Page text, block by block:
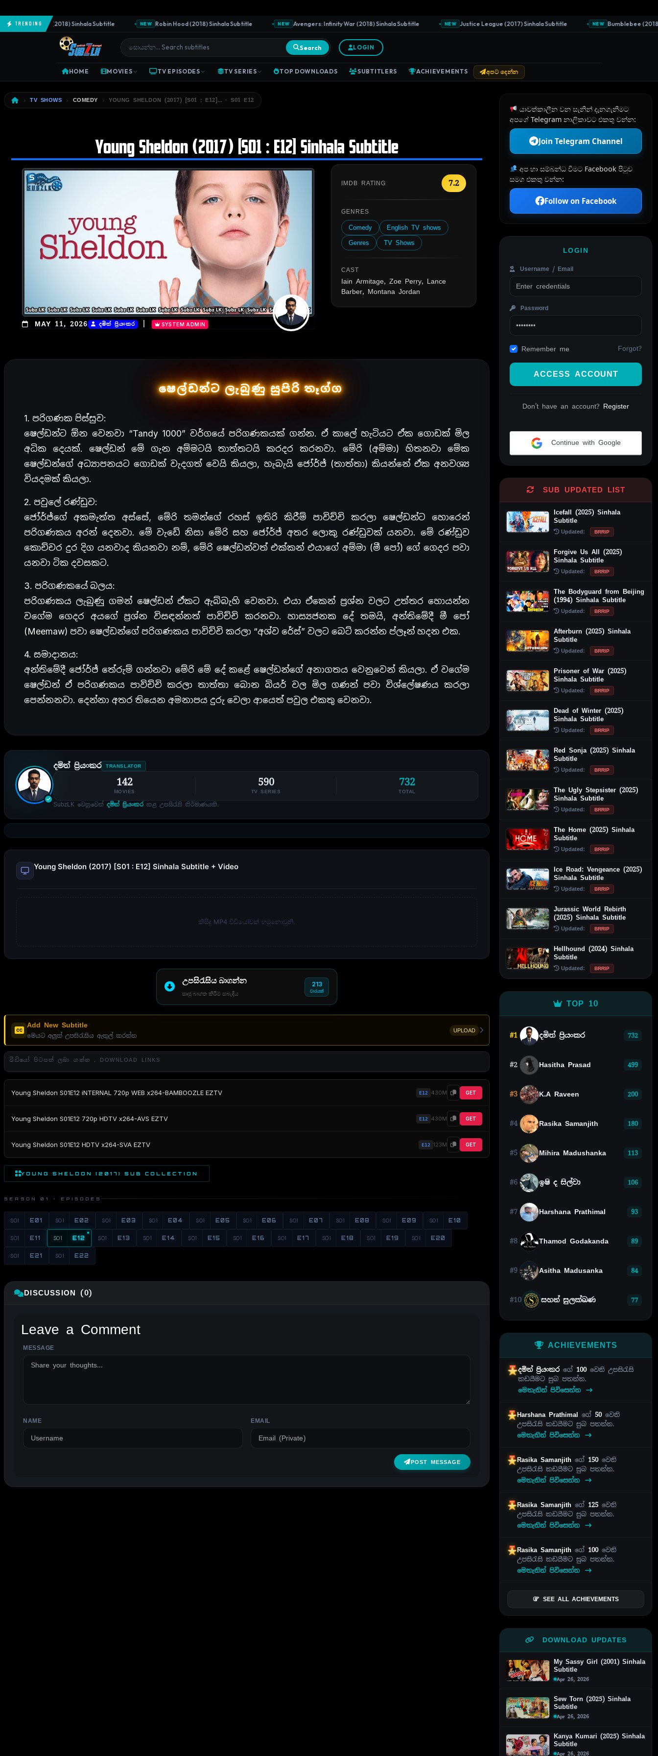
Trending
Predator (2018) Sinhala Subtitle NEW Robin Hood (2018) Sinhala Subtitle NEW Avengers: Infinity War (2018) Sinhala Subtitle NEW Justice League (2017) Sinhala Subtitle NEW Bumblebee (2018)
Search LOGIN
HOME MOVIES TV EPISODES TV SERIES TOP DOWNLOADS SUBTITLERS ACHIEVEMENTS අපට දෙන්න
TV SHOWS COMEDY YOUNG SHELDON (2017) [S01 : E12]… · S01 E12
Young Sheldon (2017) [S01 : E12] Sinhala Subtitle
MAY 11, 2026 දමිත් ප්‍රියංකර SYSTEM ADMIN
IMDB RATING 7.2
GENRES
Comedy
English TV shows
Genres
TV Shows
CAST
Iain Armitage, Zoe Perry, Lance
Barber, Montana Jordan
ෂෙල්ඩන්ට ලැබුණු සුපිරි තෑග්ග
1. පරිගණක පිස්සුව:
ෂෙල්ඩන්ට ඕන වෙනවා “Tandy 1000” වර්ගයේ පරිගණකයක් ගන්න. ඒ කාලේ හැටියට ඒක ගොඩක් මිල
අධික දෙයක්. ෂෙල්ඩන් මේ ගැන අම්මටයි තාත්තටයි කරදර කරනවා. මේරි (අම්මා) හිතනවා මේක
ෂෙල්ඩන්ගේ අධ්‍යාපනයට ගොඩක් වැදගත් වෙයි කියලා, හැබැයි ජෝර්ජ් (තාත්තා) කියන්නේ ඒක අනවශ්‍ය
වියදමක් කියලා.
2. පවුලේ රණ්ඩුව:
ජෝර්ජ්ගේ අකමැත්ත අස්සේ, මේරි තමන්ගේ රහස් ඉතිරි කිරීම් පාවිච්චි කරලා ෂෙල්ඩන්ට හොරෙන්
පරිගණකය අරන් දෙනවා. මේ වැඩේ නිසා මේරි සහ ජෝර්ජ් අතර ලොකු රණ්ඩුවක් යනවා. මේ රණ්ඩුව
කොච්චර දුර දිග යනවාද කියනවා නම්, මේරි ෂෙල්ඩන්වත් එක්කන් එයාගේ අම්මා (මී පෝ) ගේ ගෙදර පවා
යනවා ටික දවසකට.
3. පරිගණකයේ බලය:
පරිගණකය ලැබුණු ගමන් ෂෙල්ඩන් ඒකට ඇබ්බැහි වෙනවා. එයා ඒකෙන් ප්‍රශ්න වලට උත්තර හොයන්න
වගේම ගෙදර අයගේ ප්‍රශ්න විසඳන්නත් පාවිච්චි කරනවා. හාස්‍යජනක දේ තමයි, අන්තිමේදී මී පෝ
(Meemaw) පවා ෂෙල්ඩන්ගේ පරිගණකය පාවිච්චි කරලා “අශ්ව රේස්” වලට බෙට් කරන්න ප්ලෑන් හදන එක.
4. සමාදානය:
අන්තිමේදී ජෝර්ජ් තේරුම් ගන්නවා මේරි මේ දේ කළේ ෂෙල්ඩන්ගේ අනාගතය වෙනුවෙන් කියලා. ඒ වගේම
ෂෙල්ඩන් ඒ පරිගණකය පාවිච්චි කරලා තාත්තා බොන බියර් වල මිල ගණන් පවා විශ්ලේෂණය කරලා
පෙන්නනවා. දෙන්නා අතර තියෙන අමනාපය දුරු වෙලා ආයෙත් පවුල එකතු වෙනවා.
දමිත් ප්‍රියංකර TRANSLATOR
142
MOVIES
590
TV SERIES
732
TOTAL
SubzLK වෙනුවෙන් දමිත් ප්‍රියංකර කළ උපසිරැසි නිර්මාණයකි.
Young Sheldon (2017) [S01 : E12] Sinhala Subtitle + Video
කිසිදු MP4 වීඩියෝවක් හමුනොවුනි.
උපසිරැසිය බාගන්න
සෘජු බාගත කිරීම් සබැඳිය
213
වාරයක්
Add New Subtitle
මෙයට අලුත් උපසිරැසිය ඇතුල් කරන්න
UPLOAD
වීඩියෝ පිටපත් ලබා ගන්න . DOWNLOAD LINKS
Young Sheldon S01E12 iNTERNAL 720p WEB x264-BAMBOOZLE EZTV E12 430M GET
Young Sheldon S01E12 720p HDTV x264-AVS EZTV E12 430M GET
Young Sheldon S01E12 HDTV x264-SVA EZTV E12 123M GET
YOUNG SHELDON (2017) SUB COLLECTION
SEASON 01 · EPISODES
S01 E01 S01 E02 S01 E03 S01 E04 S01 E05 S01 E06 S01 E07 S01 E08 S01 E09 S01 E10
S01 E11 S01 E12 S01 E13 S01 E14 S01 E15 S01 E16 S01 E17 S01 E18 S01 E19 S01 E20
S01 E21 S01 E22
DISCUSSION (0)
Leave a Comment
MESSAGE
NAME EMAIL
POST MESSAGE
ALTERNATIVE:
යාවත්කාලීන වන සැනින් දැනගැනීමට
අපගේ Telegram නාලිකාවට එකතු වන්න:
Join Telegram Channel
අප හා සම්බන්ධ වීමට Facebook පිටුව
සමග එකතු වන්න:
Follow on Facebook
LOGIN
Username / Email
Password
Remember me Forgot?
ACCESS ACCOUNT
Don't have an account? Register
Continue with Google
SUB UPDATED LIST
Icefall (2025) Sinhala
Subtitle
Updated: BRRIP
Forgive Us All (2025)
Sinhala Subtitle
Updated: BRRIP
The Bodyguard from Beijing
(1994) Sinhala Subtitle
Updated: BRRIP
Afterburn (2025) Sinhala
Subtitle
Updated: BRRIP
Prisoner of War (2025)
Sinhala Subtitle
Updated: BRRIP
Dead of Winter (2025)
Sinhala Subtitle
Updated: BRRIP
Red Sonja (2025) Sinhala
Subtitle
Updated: BRRIP
The Ugly Stepsister (2025)
Sinhala Subtitle
Updated: BRRIP
The Home (2025) Sinhala
Subtitle
Updated: BRRIP
Ice Road: Vengeance (2025)
Sinhala Subtitle
Updated: BRRIP
Jurassic World Rebirth
(2025) Sinhala Subtitle
Updated: BRRIP
Hellhound (2024) Sinhala
Subtitle
Updated: BRRIP
TOP 10
#1 දමිත් ප්‍රියංකර 732
#2 Hasitha Prasad 499
#3 K.A Raveen 200
#4 Rasika Samanjith 180
#5 Mihira Madushanka 113
#6 ඉෂි ද සිල්වා 106
#7 Harshana Prathimal 93
#8 Thamod Godakanda 89
#9 Asitha Madusanka 84
#10 සහන් සුලක්ඛණ 77
ACHIEVEMENTS
දමිත් ප්‍රියංකර ගේ 100වෙනි උපසිරැසි
කඩයීමට සුබ පතන්න.
මෙතැනින් පිවිසෙන්න
Harshana Prathimal ගේ 50වෙනි
උපසිරැසි කඩයීමට සුබ පතන්න.
මෙතැනින් පිවිසෙන්න
Rasika Samanjithගේ 150වෙනි
උපසිරැසි කඩයීමට සුබ පතන්න.
මෙතැනින් පිවිසෙන්න
Rasika Samanjithගේ 125 වෙනි
උපසිරැසි කඩයීමට සුබ පතන්න.
මෙතැනින් පිවිසෙන්න
Rasika Samanjithගේ 100වෙනි
උපසිරැසි කඩයීමට සුබ පතන්න.
මෙතැනින් පිවිසෙන්න
SEE ALL ACHIEVEMENTS
DOWNLOAD UPDATES
My Sassy Girl (2001) Sinhala
Subtitle
Apr 26, 2026
Sew Torn (2025) Sinhala
Subtitle
Apr 26, 2026
Kanya Kumari (2025) Sinhala
Subtitle
Apr 26, 2026